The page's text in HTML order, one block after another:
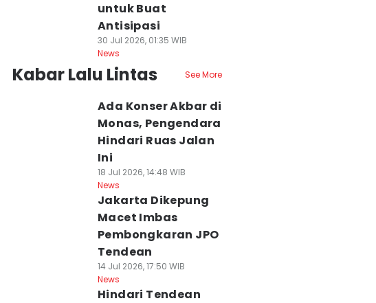
untuk Buat
Antisipasi
30 Jul 2026, 01:35 WIB
News
Kabar Lalu Lintas See More
Ada Konser Akbar di
Monas, Pengendara
Hindari Ruas Jalan
Ini
18 Jul 2026, 14:48 WIB
News
Jakarta Dikepung
Macet Imbas
Pembongkaran JPO
Tendean
14 Jul 2026, 17:50 WIB
News
Hindari Tendean